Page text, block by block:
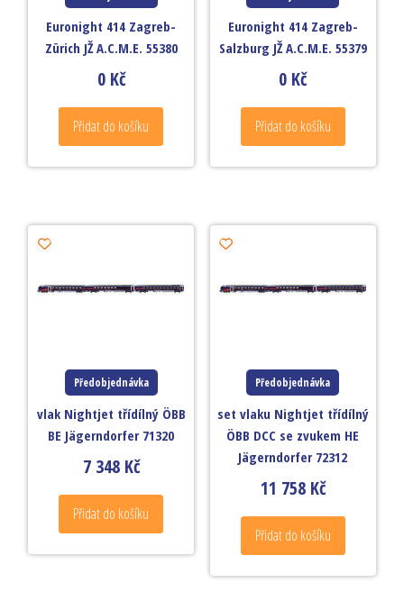
Euronight 414 Zagreb-
Zürich JŽ A.C.M.E. 55380
0 Kč
Přidat do košíku
Euronight 414 Zagreb-
Salzburg JŽ A.C.M.E. 55379
0 Kč
Přidat do košíku
Předobjednávka
vlak Nightjet třídílný ÖBB
BE Jägerndorfer 71320
7 348 Kč
Přidat do košíku
Předobjednávka
set vlaku Nightjet třídílný
ÖBB DCC se zvukem HE
Jägerndorfer 72312
11 758 Kč
Přidat do košíku